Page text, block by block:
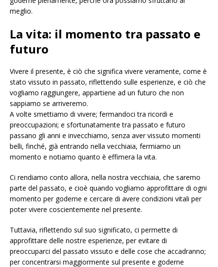
meglio.
La vita: il momento tra passato e
futuro
Vivere il presente, è ciò che significa vivere veramente, come è
stato vissuto in passato, riflettendo sulle esperienze, e ciò che
vogliamo raggiungere, appartiene ad un futuro che non
sappiamo se arriveremo.
A volte smettiamo di vivere; fermandoci tra ricordi e
preoccupazioni; e sfortunatamente tra passato e futuro
passano gli anni e invecchiamo, senza aver vissuto momenti
belli, finché, già entrando nella vecchiaia, fermiamo un
momento e notiamo quanto è effimera la vita.
Ci rendiamo conto allora, nella nostra vecchiaia, che saremo
parte del passato, e cioè quando vogliamo approfittare di ogni
momento per goderne e cercare di avere condizioni vitali per
poter vivere coscientemente nel presente.
Tuttavia, riflettendo sul suo significato, ci permette di
approfittare delle nostre esperienze, per evitare di
preoccuparci del passato vissuto e delle cose che accadranno;
per concentrarsi maggiormente sul presente e goderne